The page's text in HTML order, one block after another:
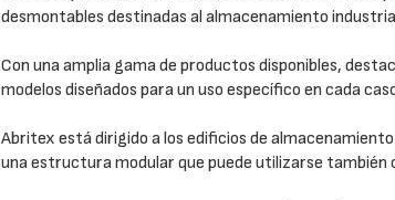
desmontables destinadas al almacenamiento
Con una amplia gama de productos disponibles,
modelos diseñados para un uso específico en cada
Abritex está dirigido a los edificios de
una estructura modular que puede utilizarse también